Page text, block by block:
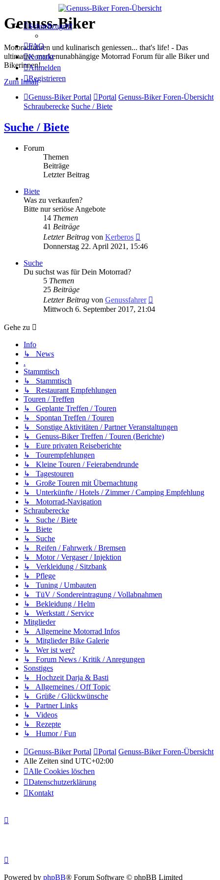
Genuss-Biker
Motoradfahren und kulinarisch geniessen... that's life! - Das
ultimative markenunabhängige Motorrad Forum für alle Biker und
Bikerinnen!
Zum Inhalt
Schnellzugriff
FAQ
Kontakt
Anmelden
Registrieren
Genuss-Biker Portal Portal Genuss-Biker Foren-Übersicht
Schrauberecke Suche / Biete
Suche / Biete
Forum
Themen
Beiträge
Letzter Beitrag
Biete
Was zu verkaufen?
Bitte nur seriöse Angebote
14 Themen
41 Beiträge
Letzter Beitrag von Kerberos
Beitrag
Donnerstag 22. April 2021, 15:46
Suche
Du suchst was für Dein Motorrad?
5 Themen
25 Beiträge
Letzter Beitrag von Genussfahrer
Beitrag
Mittwoch 6. September 2017, 21:04
Gehe zu
Info
↳ News
.
Stammtisch
↳ Stammtisch
↳ Restaurant Empfehlungen
Touren / Treffen
↳ Geplante Treffen / Touren
↳ Spontan Treffen / Touren
↳ Sonstige Aktivitäten / Partner Veranstaltungen
↳ Genuss-Biker Treffen / Touren (Berichte)
↳ Eure privaten Reiseberichte
↳ Tourempfehlungen
↳ Kleine Touren / Feierabendrunde
↳ Tagestouren
↳ Große Touren mit Übernachtung
↳ Unterkünfte / Hotels / Zimmer / Camping Empfehlung
↳ Motorrad-Navigation
Schrauberecke
↳ Suche / Biete
↳ Biete
↳ Suche
↳ Reifen / Fahrwerk / Bremsen
↳ Motor / Vergaser / Injektion
↳ Verkleidung / Sitzbank
↳ Pflege
↳ Tuning / Umbauten
↳ TüV / Sondereintragung / Vollabnahmen
↳ Bekleidung / Helm
↳ Werkstatt / Service
Mitglieder
↳ Allgemeine Motorrad Infos
↳ Mitglieder Bike Galerie
↳ Wer ist wer?
↳ Forum News / Kritik / Anregungen
Sonstiges
↳ Hochzeit Darja & Basti
↳ Allgemeines / Off Topic
↳ Grüße / Glückwünsche
↳ Partner Links
↳ Videos
↳ Rezepte
↳ Humor / Fun
Genuss-Biker Portal Portal Genuss-Biker Foren-Übersicht
Alle Zeiten sind UTC+02:00
Alle Cookies löschen
Datenschutzerklärung
Kontakt
Powered by phpBB® Forum Software © phpBB Limited